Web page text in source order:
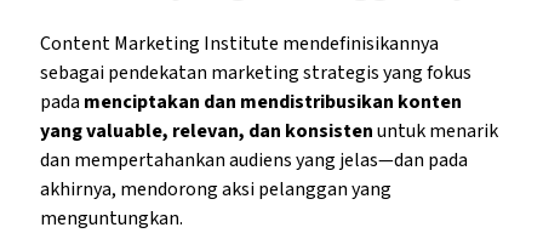
Content Marketing Institute mendefinisikannya
sebagai pendekatan marketing strategis yang fokus
pada menciptakan dan mendistribusikan konten
yang valuable, relevan, dan konsistenuntuk menarik
dan mempertahankan audiens yang jelas—dan pada
akhirnya, mendorong aksi pelanggan yang
menguntungkan.